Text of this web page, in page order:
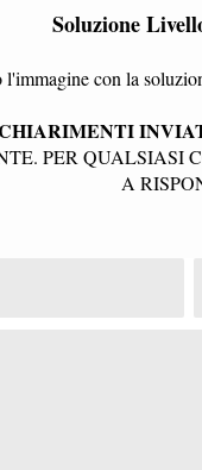
Soluzione
l'immagine con la
PER
A